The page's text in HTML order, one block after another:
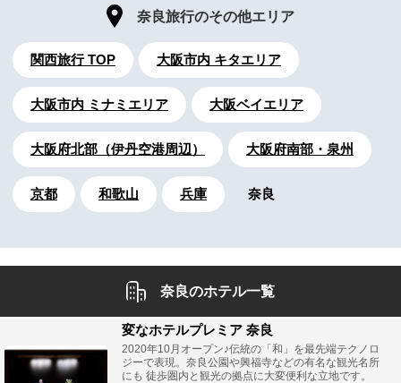
奈良旅行のその他エリア
関西旅行 TOP 大阪市内 キタエリア
大阪市内 ミナミエリア 大阪ベイエリア
大阪府北部（伊丹空港周辺） 大阪府南部・泉州
京都 和歌山 兵庫 奈良
奈良のホテル一覧
変なホテルプレミア 奈良
2020年10月オープン♪伝統の「和」を最先端テクノロ
ジーで表現。奈良公園や興福寺などの有名な観光名所
にも 徒歩圏内と観光の拠点に大変便利な立地です。